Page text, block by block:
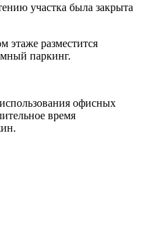
участка была закрыта
этаже разместится
паркинг.
офисных
время